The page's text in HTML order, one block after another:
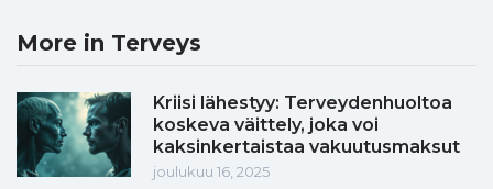
More in Terveys
Kriisi lähestyy: Terveydenhuoltoa
koskeva väittely, joka voi
kaksinkertaistaa vakuutusmaksut
joulukuu 16, 2025